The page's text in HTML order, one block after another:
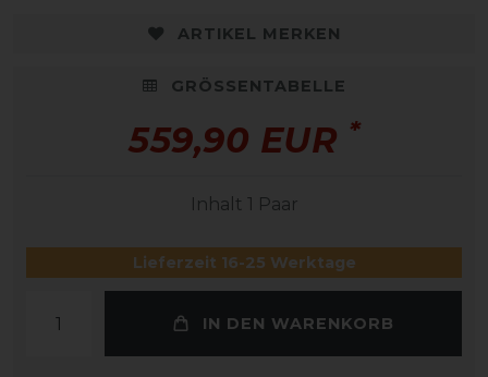
ARTIKEL MERKEN
GRÖSSENTABELLE
559,90 EUR *
Inhalt 1 Paar
Lieferzeit 16-25 Werktage
IN DEN WARENKORB